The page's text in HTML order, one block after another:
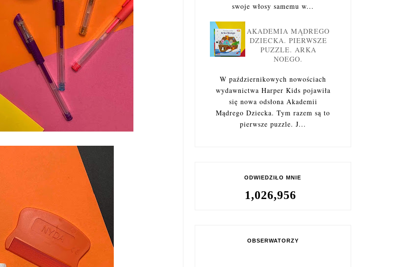
swoje włosy samemu w...
AKADEMIA MĄDREGO
DZIECKA. PIERWSZE
PUZZLE. ARKA
NOEGO.
W październikowych nowościach
wydawnictwa Harper Kids pojawiła
się nowa odsłona Akademii
Mądrego Dziecka. Tym razem są to
pierwsze puzzle. J...
ODWIEDZIŁO MNIE
1,026,956
OBSERWATORZY